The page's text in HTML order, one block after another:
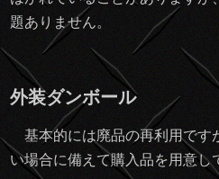
題ありません。
外装ダンボール
基本的には廃品の再利用です
い場合に備えて購入品を用意し